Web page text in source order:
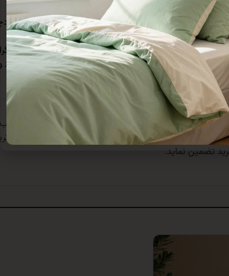
سادگی باز و بسته شود و در اثر پر شدن یا استفاده مکرر،
کاور را در برابر تحمل وزن افزایش می‌دهد.
به سادگی بشویید و دوباره از آن استفاده کنید، بدون
مجموعه حیدر خواب با ۲۰ سال سابقه درخشان در زمینه تولید و
مدیران مجموعه به عنوان کارآفرین برتر، مفتخر است
تضمین نماید.